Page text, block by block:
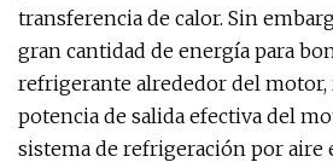
transferencia de calor. Sin
gran cantidad de energía para
refrigerante alrededor del motor,
potencia de salida efectiva del
sistema de refrigeración por aire